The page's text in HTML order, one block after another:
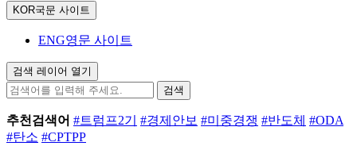
KOR국문 사이트
ENG영문 사이트
검색 레이어 열기
검색
추천검색어 #트럼프2기 #경제안보 #미중경쟁 #반도체 #ODA
#탄소 #CPTPP